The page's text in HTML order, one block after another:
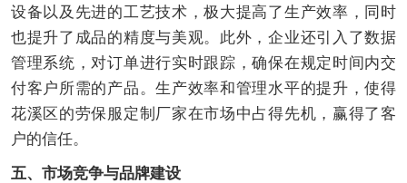
设备以及先进的工艺技术，极大提高了生产效率，同时
也提升了成品的精度与美观。此外，企业还引入了数据
管理系统，对订单进行实时跟踪，确保在规定时间内交
付客户所需的产品。生产效率和管理水平的提升，使得
花溪区的劳保服定制厂家在市场中占得先机，赢得了客
户的信任。
五、市场竞争与品牌建设